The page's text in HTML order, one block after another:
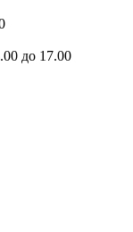
до 17.00